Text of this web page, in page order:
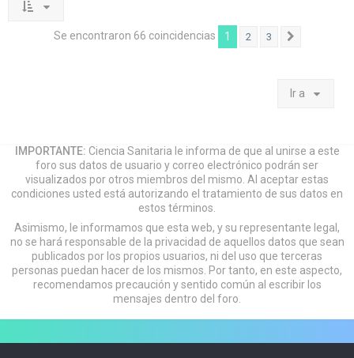
Se encontraron 66 coincidencias 1 2 3
Ir a
IMPORTANTE: Ciencia Sanitaria le informa de que al unirse a este
foro sus datos de usuario y correo electrónico podrán ser
visualizados por otros miembros del mismo. Al aceptar estas
condiciones usted está autorizando el tratamiento de sus datos en
estos términos.
Asimismo, le informamos que esta web, y su representante legal,
no se hará responsable de la privacidad de aquellos datos que sean
publicados por los propios usuarios, ni del uso que terceras
personas puedan hacer de los mismos. Por tanto, en este aspecto,
recomendamos precaución y sentido común al escribir los
mensajes dentro del foro.